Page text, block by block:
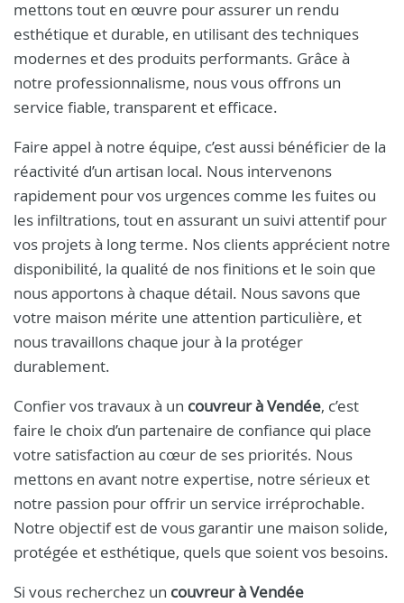
mettons tout en œuvre pour assurer un rendu
esthétique et durable, en utilisant des techniques
modernes et des produits performants. Grâce à
notre professionnalisme, nous vous offrons un
service fiable, transparent et efficace.
Faire appel à notre équipe, c’est aussi bénéficier de la
réactivité d’un artisan local. Nous intervenons
rapidement pour vos urgences comme les fuites ou
les infiltrations, tout en assurant un suivi attentif pour
vos projets à long terme. Nos clients apprécient notre
disponibilité, la qualité de nos finitions et le soin que
nous apportons à chaque détail. Nous savons que
votre maison mérite une attention particulière, et
nous travaillons chaque jour à la protéger
durablement.
Confier vos travaux à un couvreur à Vendée, c’est
faire le choix d’un partenaire de confiance qui place
votre satisfaction au cœur de ses priorités. Nous
mettons en avant notre expertise, notre sérieux et
notre passion pour offrir un service irréprochable.
Notre objectif est de vous garantir une maison solide,
protégée et esthétique, quels que soient vos besoins.
Si vous recherchez un couvreur à Vendée